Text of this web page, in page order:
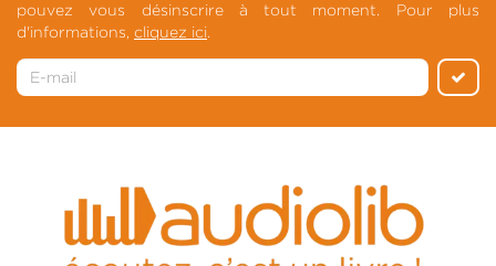
pouvez vous désinscrire à tout moment. Pour plus
d'informations, cliquez ici.